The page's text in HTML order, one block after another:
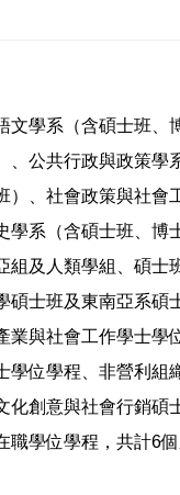
文學系（含碩士班、
、公共行政與政策學
）、社會政策與社會
學系（含碩士班、博
組及人類學組、碩士
碩士班及東南亞系碩
業與社會工作學士學
學位學程、非營利組
化創意與社會行銷碩
職學位學程，共計6個